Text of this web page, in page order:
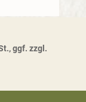
ggf. zzgl.